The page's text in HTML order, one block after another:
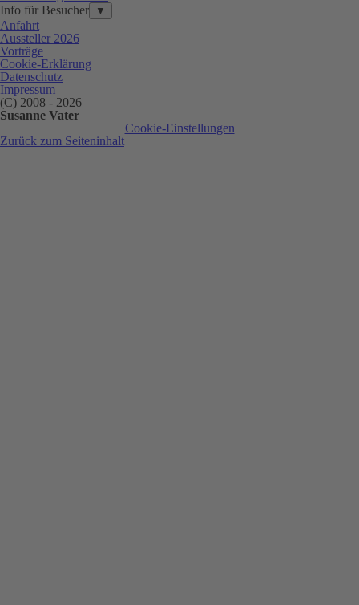
Info für Besucher
▼
Anfahrt
Aussteller 2026
Vorträge
Cookie-Erklärung
Datenschutz
Impressum
(C) 2008 - 2026
Susanne Vater
Cookie-Einstellungen
Zurück zum Seiteninhalt